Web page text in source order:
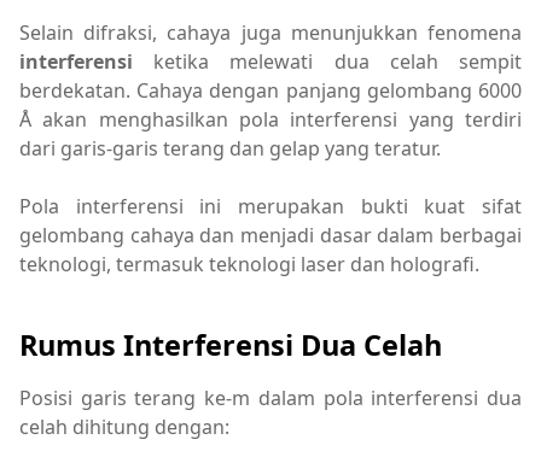
Selain difraksi, cahaya juga menunjukkan fenomena
interferensi ketika melewati dua celah sempit
berdekatan. Cahaya dengan panjang gelombang 6000
Å akan menghasilkan pola interferensi yang terdiri
dari garis-garis terang dan gelap yang teratur.
Pola interferensi ini merupakan bukti kuat sifat
gelombang cahaya dan menjadi dasar dalam berbagai
teknologi, termasuk teknologi laser dan holografi.
Rumus Interferensi Dua Celah
Posisi garis terang ke-m dalam pola interferensi dua
celah dihitung dengan: